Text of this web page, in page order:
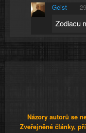
Geist
Zodiacu
Názory autorů se
Zveřejněné články,